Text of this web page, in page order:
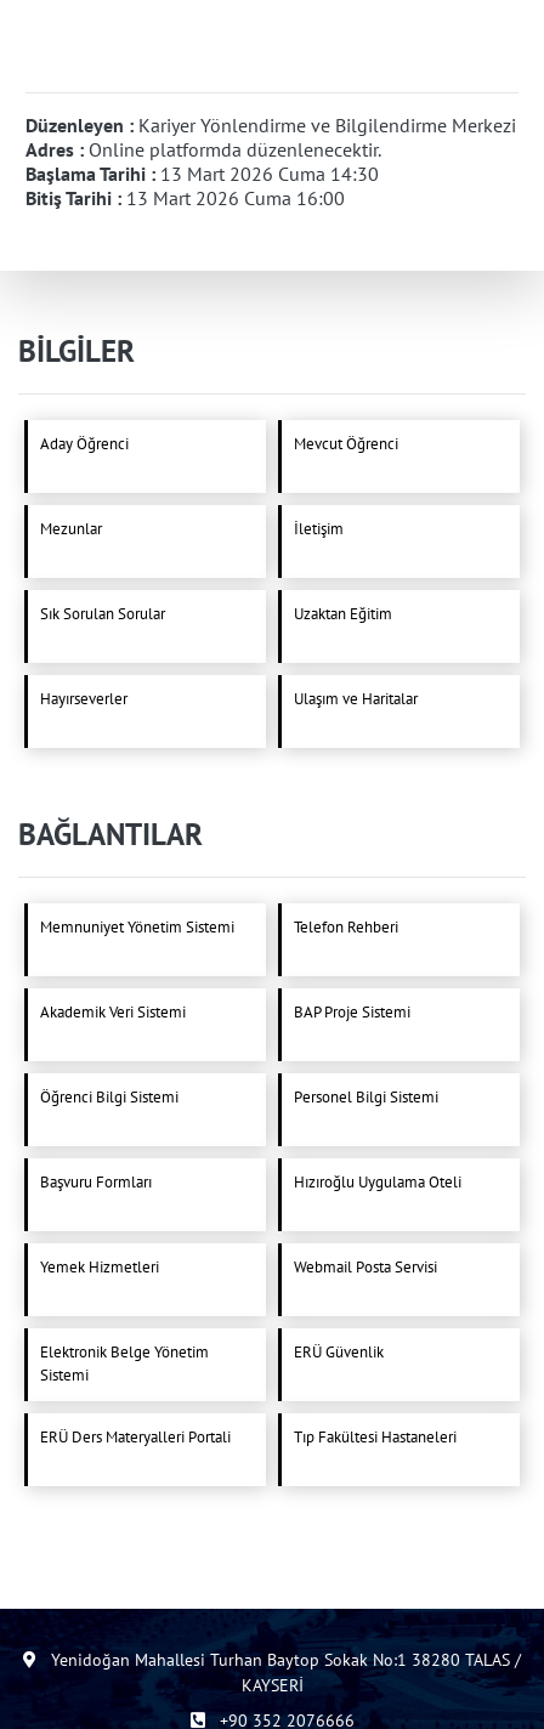
Düzenleyen : Kariyer Yönlendirme ve Bilgilendirme Merkezi
Adres : Online platformda düzenlenecektir.
Başlama Tarihi : 13 Mart 2026 Cuma 14:30
Bitiş Tarihi : 13 Mart 2026 Cuma 16:00
BİLGİLER
Aday Öğrenci Mevcut Öğrenci
Mezunlar İletişim
Sık Sorulan Sorular Uzaktan Eğitim
Hayırseverler Ulaşım ve Haritalar
BAĞLANTILAR
Memnuniyet Yönetim Sistemi Telefon Rehberi
Akademik Veri Sistemi BAP Proje Sistemi
Öğrenci Bilgi Sistemi Personel Bilgi Sistemi
Başvuru Formları Hızıroğlu Uygulama Oteli
Yemek Hizmetleri Webmail Posta Servisi
Elektronik Belge Yönetim
Sistemi
ERÜ Güvenlik
ERÜ Ders Materyalleri Portali Tıp Fakültesi Hastaneleri
Yenidoğan Mahallesi Turhan Baytop Sokak No:1 38280 TALAS /
KAYSERİ
+90 352 2076666